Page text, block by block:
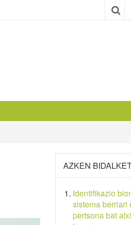
AZKEN
Identifikazio
sistema berriari
pertsona bat